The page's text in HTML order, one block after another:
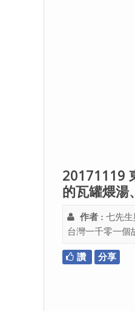
20171119
的瓦罐煨湯
作者 : 七先生
台灣一千零一個
讚 分享